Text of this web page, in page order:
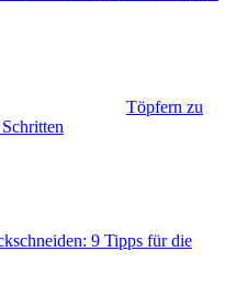
Töpfern zu
9 Tipps für die